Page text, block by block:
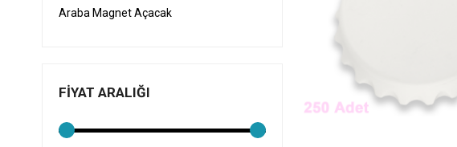
Araba Magnet Açacak
Kredi Kartı Magnet Açacak
Dik Magnet Açacak
FIYAT ARALIĞI